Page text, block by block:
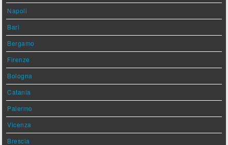
Napoli
Bari
Bergamo
Firenze
Bologna
Catania
Palermo
Vicenza
Brescia